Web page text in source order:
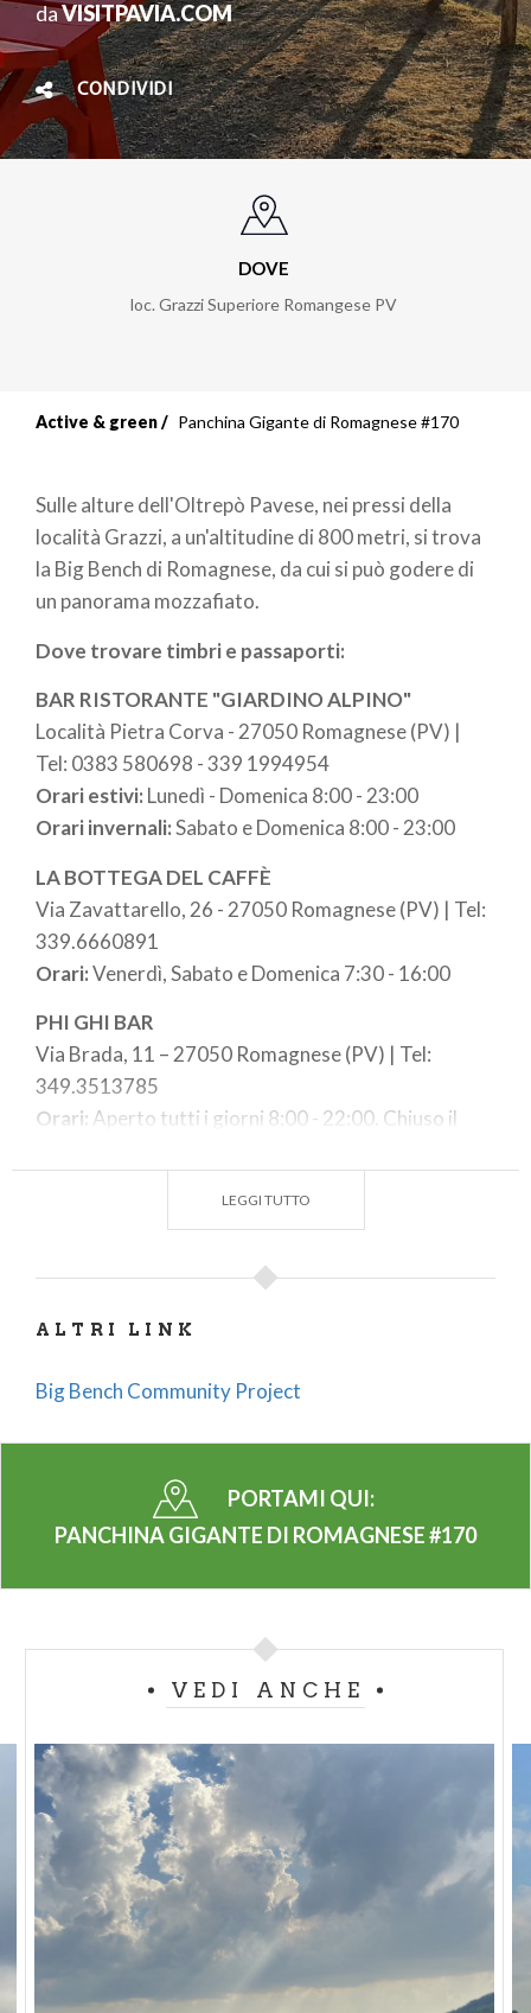
daVISITPAVIA.COM
CONDIVIDI
DOVE
loc. Grazzi Superiore Romangese PV
Active & green Panchina Gigante di Romagnese #170
Sulle alture dell'Oltrepò Pavese, nei pressi della
località Grazzi, a un'altitudine di 800 metri, si trova
la Big Bench di Romagnese, da cui si può godere di
un panorama mozzafiato.
Dove trovare timbri e passaporti:
BAR RISTORANTE "GIARDINO ALPINO"
Località Pietra Corva - 27050 Romagnese (PV) |
Tel: 0383 580698 - 339 1994954
Orari estivi: Lunedì - Domenica 8:00 - 23:00
Orari invernali:Sabato e Domenica 8:00 - 23:00
LA BOTTEGA DEL CAFFÈ
Via Zavattarello, 26 - 27050 Romagnese (PV) | Tel:
339.6660891
Orari:Venerdì, Sabato e Domenica 7:30 - 16:00
PHI GHI BAR
Via Brada, 11 – 27050 Romagnese (PV) | Tel:
349.3513785
Orari: Aperto tutti i giorni 8:00 - 22:00. Chiuso il
LEGGI TUTTO
ALTRI LINK
Big Bench Community Project
PORTAMI QUI:
PANCHINA GIGANTE DI ROMAGNESE #170
VEDI ANCHE